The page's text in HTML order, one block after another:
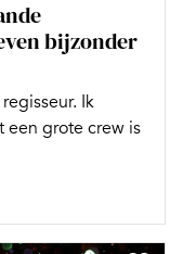
bijzonder
Ik
een grote crew is